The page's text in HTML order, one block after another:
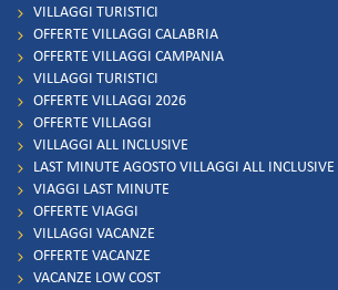
VILLAGGI TURISTICI
OFFERTE VILLAGGI CALABRIA
OFFERTE VILLAGGI CAMPANIA
VILLAGGI TURISTICI
OFFERTE VILLAGGI 2026
OFFERTE VILLAGGI
VILLAGGI ALL INCLUSIVE
LAST MINUTE AGOSTO VILLAGGI ALL INCLUSIVE
VIAGGI LAST MINUTE
OFFERTE VIAGGI
VILLAGGI VACANZE
OFFERTE VACANZE
VACANZE LOW COST